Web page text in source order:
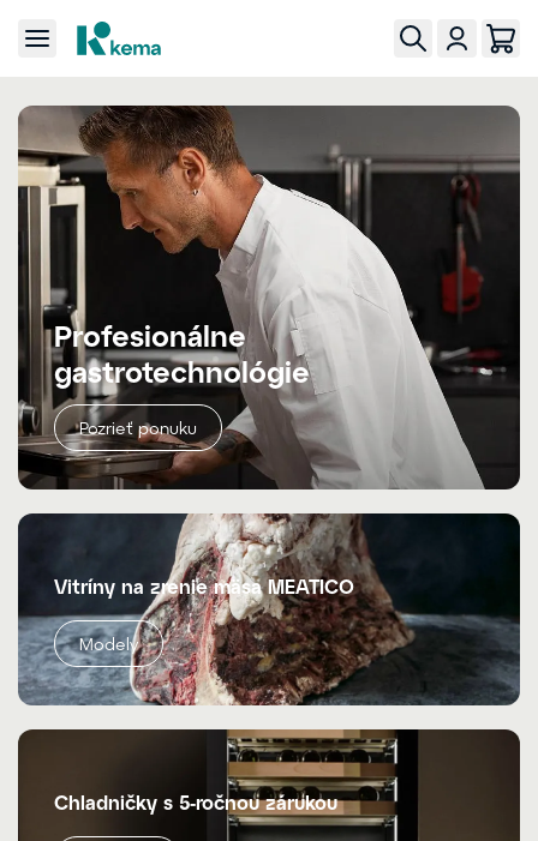
Profesionálne
gastrotechnológie
Pozrieť ponuku
Vitríny na zrenie mäsa MEATICO
Modely
Chladničky s 5-ročnou zárukou